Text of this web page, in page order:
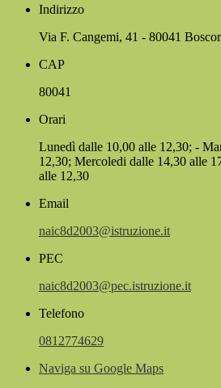
Indirizzo
Via F. Cangemi, 41 - 80041
CAP
80041
Orari
Lunedì dalle 10,00 alle 12,30; -
12,30; Mercoledi dalle 14,30 alle
alle 12,30
Email
naic8d2003@istruzione.it
PEC
naic8d2003@pec.istruzione.it
Telefono
0812774629
Naviga su Google Maps